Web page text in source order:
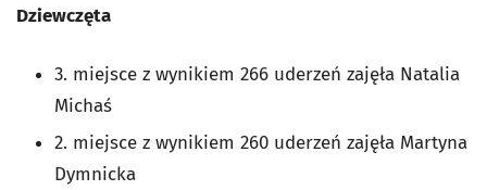
Dziewczęta
3. miejsce z wynikiem 266 uderzeń zajęła Natalia
Michaś
2. miejsce z wynikiem 260 uderzeń zajęła Martyna
Dymnicka